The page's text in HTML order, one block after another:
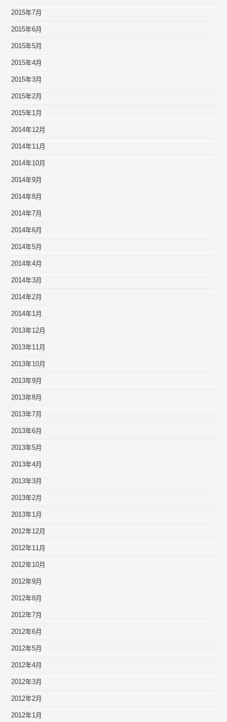
2015年7月
2015年6月
2015年5月
2015年4月
2015年3月
2015年2月
2015年1月
2014年12月
2014年11月
2014年10月
2014年9月
2014年8月
2014年7月
2014年6月
2014年5月
2014年4月
2014年3月
2014年2月
2014年1月
2013年12月
2013年11月
2013年10月
2013年9月
2013年8月
2013年7月
2013年6月
2013年5月
2013年4月
2013年3月
2013年2月
2013年1月
2012年12月
2012年11月
2012年10月
2012年9月
2012年8月
2012年7月
2012年6月
2012年5月
2012年4月
2012年3月
2012年2月
2012年1月